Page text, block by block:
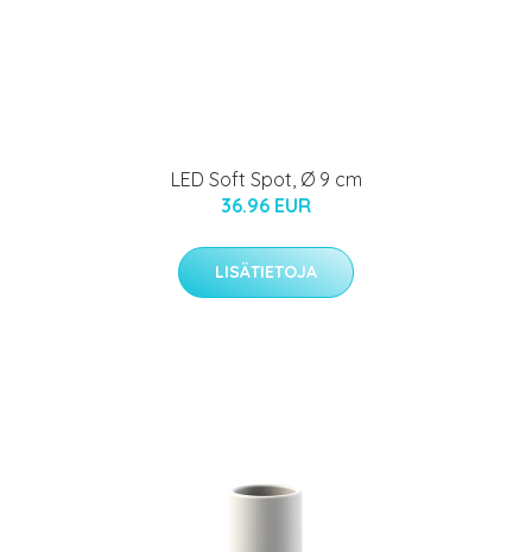
LED Soft Spot, Ø 9 cm
36.96 EUR
LISÄTIETOJA